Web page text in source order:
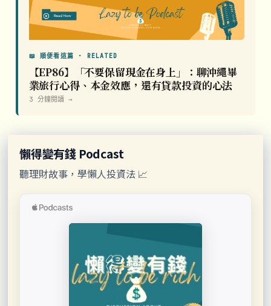
📖 順便看這篇 · RELATED
【EP86】「不要保留現金在身上」：聊沖繩畢
業旅行心得、本金效應，還有貸款投資的心法
3 分鐘閱讀 →
懶得變有錢 Podcast
聽理財故事，學懶人投資法 📈